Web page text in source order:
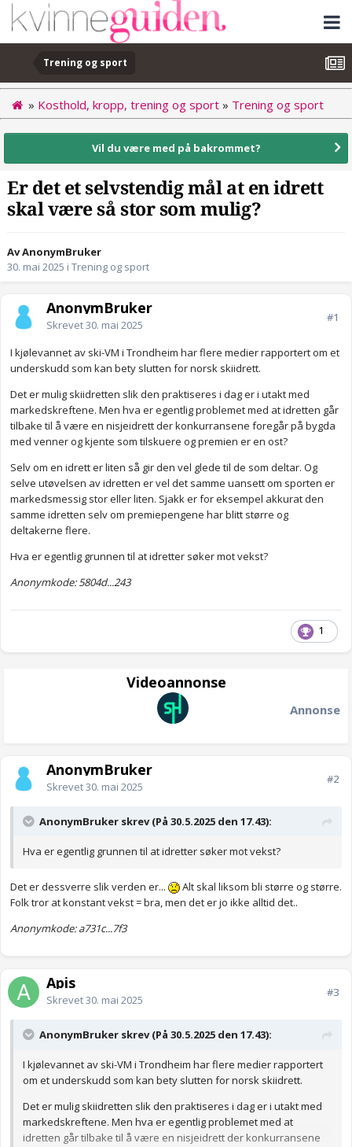
Trening og sport
» Kosthold, kropp, trening og sport » Trening og sport
Vil du være med på bakrommet?
Er det et selvstendig mål at en idrett
skal være så stor som mulig?
Av AnonymBruker
30. mai 2025 i Trening og sport
AnonymBruker
Skrevet30. mai 2025
#1
I kjølevannet av ski-VM i Trondheim har flere medier rapportert om et
underskudd som kan bety slutten for norsk skiidrett.
Det er mulig skiidretten slik den praktiseres i dag er i utakt med
markedskreftene. Men hva er egentlig problemet med at idretten går
tilbake til å være en nisjeidrett der konkurransene foregår på bygda
med venner og kjente som tilskuere og premien er en ost?
Selv om en idrett er liten så gir den vel glede til de som deltar. Og
selve utøvelsen av idretten er vel det samme uansett om sporten er
markedsmessig stor eller liten. Sjakk er for eksempel akkurat den
samme idretten selv om premiepengene har blitt større og
deltakerne flere.
Hva er egentlig grunnen til at idretter søker mot vekst?
Anonymkode: 5804d...243
1
Videoannonse
Annonse
AnonymBruker
Skrevet30. mai 2025
#2
AnonymBruker skrev (På 30.5.2025 den 17.43):
Hva er egentlig grunnen til at idretter søker mot vekst?
Det er dessverre slik verden er...
Alt skal liksom bli større og større.
Folk tror at konstant vekst = bra, men det er jo ikke alltid det..
Anonymkode: a731c...7f3
Apis
Skrevet30. mai 2025
#3
AnonymBruker skrev (På 30.5.2025 den 17.43):
I kjølevannet av ski-VM i Trondheim har flere medier rapportert
om et underskudd som kan bety slutten for norsk skiidrett.
Det er mulig skiidretten slik den praktiseres i dag er i utakt med
markedskreftene. Men hva er egentlig problemet med at
idretten går tilbake til å være en nisjeidrett der konkurransene